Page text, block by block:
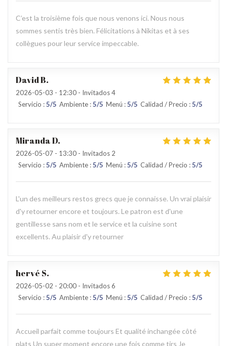
C’est la troisième fois que nous venons ici. Nous nous
sommes sentis très bien. Félicitations à Nikitas et à ses
collègues pour leur service impeccable.
DavidB
2026-05-03 - 12:30 - Invitados 4
Servicio :5/5 Ambiente :5/5 Menú :5/5 Calidad / Precio :5/5
MirandaD
2026-05-07 - 13:30 - Invitados 2
Servicio :5/5 Ambiente :5/5 Menú :5/5 Calidad / Precio :5/5
L'un des meilleurs restos grecs que je connaisse. Un vrai plaisir
d'y retourner encore et toujours. Le patron est d'une
gentillesse sans nom et le service et la cuisine sont
excellents. Au plaisir d'y retourner
hervé S
2026-05-02 - 20:00 - Invitados 6
Servicio :5/5 Ambiente :5/5 Menú :5/5 Calidad / Precio :5/5
Accueil parfait comme toujours Et qualité inchangée côté
plats Un super moment encore une fois comme tjrs Je